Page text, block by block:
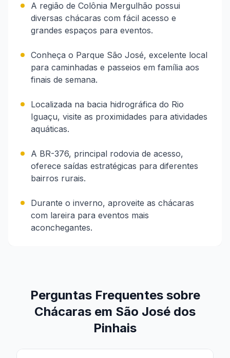
A região de Colônia Mergulhão possui
diversas chácaras com fácil acesso e
grandes espaços para eventos.
Conheça o Parque São José, excelente local
para caminhadas e passeios em família aos
finais de semana.
Localizada na bacia hidrográfica do Rio
Iguaçu, visite as proximidades para atividades
aquáticas.
A BR-376, principal rodovia de acesso,
oferece saídas estratégicas para diferentes
bairros rurais.
Durante o inverno, aproveite as chácaras
com lareira para eventos mais
aconchegantes.
Perguntas Frequentes sobre
Chácaras em São José dos
Pinhais